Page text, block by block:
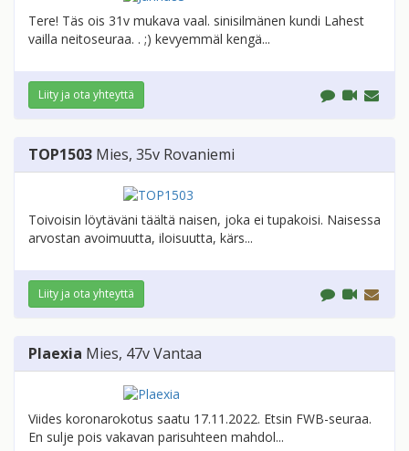
Tere! Täs ois 31v mukava vaal. sinisilmänen kundi Lahest
vailla neitoseuraa. . ;) kevyemmäl kengä...
Liity ja ota yhteyttä
TOP1503 Mies, 35v Rovaniemi
Toivoisin löytäväni täältä naisen, joka ei tupakoisi. Naisessa
arvostan avoimuutta, iloisuutta, kärs...
Liity ja ota yhteyttä
Plaexia Mies, 47vVantaa
Viides koronarokotus saatu 17.11.2022. Etsin FWB-seuraa.
En sulje pois vakavan parisuhteen mahdol...